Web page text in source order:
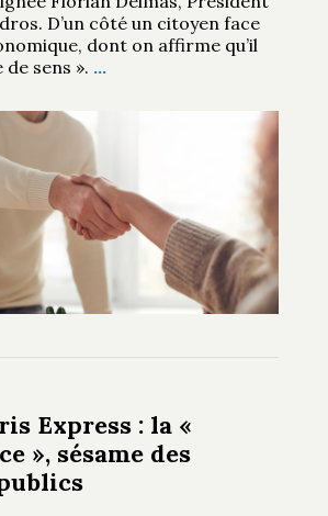
D’un côté un citoyen face
dont on affirme qu’il
sens ». …
Express : la «
», sésame des